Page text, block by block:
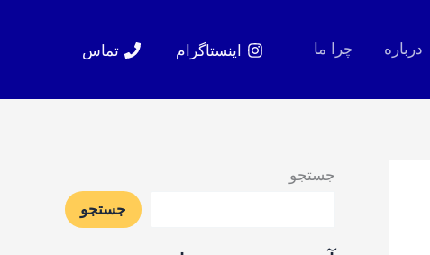
درباره چرا ما اینستاگرام تماس
جستجو
جستجو